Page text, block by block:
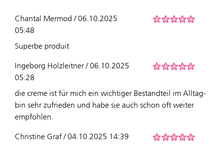
Chantal Mermod / 06.10.2025
05:48
Superbe produit
Ingeborg Holzleitner / 06.10.2025
05:28
die creme ist für mich ein wichtiger Bestandteil im Alltag-
bin sehr zufrieden und habe sie auch schon oft weiter
empfohlen.
Christine Graf / 04.10.2025 14:39